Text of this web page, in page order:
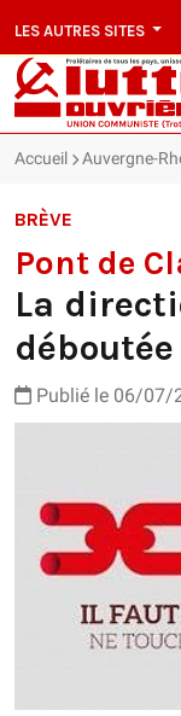
LES AUTRES SITES
Accueil Auvergne-
BRÈVE
Pont de
La
déboutée
Publié le 06/07/